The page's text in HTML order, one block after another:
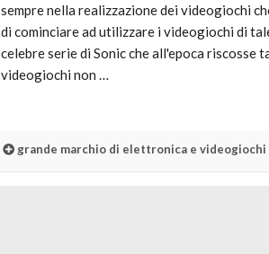
sempre nella realizzazione dei videogiochi
di cominciare ad utilizzare i videogiochi di
celebre serie di Sonic che all'epoca riscosse
videogiochi non …
grande marchio di elettronica e videogiochi